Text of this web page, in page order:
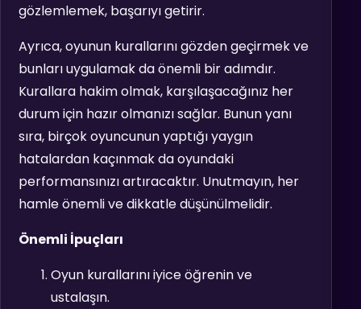
gözlemlemek, başarıyı getirir.
Ayrıca, oyunun kurallarını gözden geçirmek ve
bunları uygulamak da önemli bir adımdır.
Kurallara hakim olmak, karşılaşacağınız her
durum için hazır olmanızı sağlar. Bunun yanı
sıra, birçok oyuncunun yaptığı yaygın
hatalardan kaçınmak da oyundaki
performansınızı artıracaktır. Unutmayın, her
hamle önemli ve dikkatle düşünülmelidir.
Önemli İpuçları
Oyun kurallarını iyice öğrenin ve
ustalaşın.